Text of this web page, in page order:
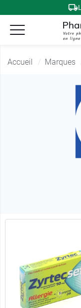
Accueil Marques